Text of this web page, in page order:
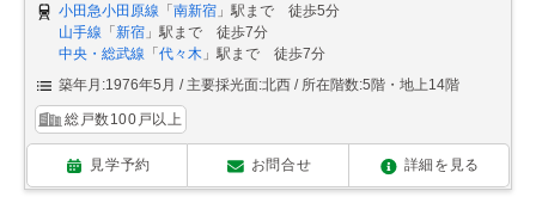
小田急小田原線 「 南新宿 」駅まで 徒歩5分
山手線 「 新宿 」駅まで 徒歩7分
中央・総武線 「 代々木 」駅まで 徒歩7分
築年月:1976年5月
主要採光面:北西 所在階数:5階・地上14階
総戸数100戸以上
見学予約 お問合せ 詳細を見る